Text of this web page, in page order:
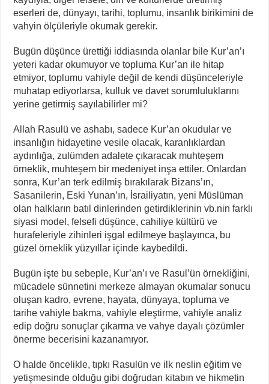
eserleri de, dünyayı, tarihi, toplumu, insanlık birikimini de
vahyin ölçüleriyle okumak gerekir.
Bugün düşünce ürettiği iddiasında olanlar bile Kur’an’ı
yeteri kadar okumuyor ve topluma Kur’an ile hitap
etmiyor, toplumu vahiyle değil de kendi düşünceleriyle
muhatap ediyorlarsa, kulluk ve davet sorumluluklarını
yerine getirmiş sayılabilirler mi?
Allah Rasulü ve ashabı, sadece Kur’an okudular ve
insanlığın hidayetine vesile olacak, karanlıklardan
aydınlığa, zulümden adalete çıkaracak muhteşem
örneklik, muhteşem bir medeniyet inşa ettiler. Onlardan
sonra, Kur’an terk edilmiş bırakılarak Bizans’ın,
Sasanilerin, Eski Yunan’ın, İsrailiyatın, yeni Müslüman
olan halkların batıl dinlerinden getirdiklerinin vb.nin farklı
siyasi model, felsefi düşünce, cahiliye kültürü ve
hurafeleriyle zihinleri işgal edilmeye başlayınca, bu
güzel örneklik yüzyıllar içinde kaybedildi.
Bugün işte bu sebeple, Kur’an’ı ve Rasul’ün örnekliğini,
mücadele sünnetini merkeze almayan okumalar sonucu
oluşan kadro, evrene, hayata, dünyaya, topluma ve
tarihe vahiyle bakma, vahiyle eleştirme, vahiyle analiz
edip doğru sonuçlar çıkarma ve vahye dayalı çözümler
önerme becerisini kazanamıyor.
O halde öncelikle, tıpkı Rasulün ve ilk neslin eğitim ve
yetişmesinde olduğu gibi doğrudan kitabın ve hikmetin